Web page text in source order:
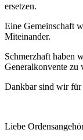
ersetzen.
Eine Gemeinschaft
Miteinander.
Schmerzhaft haben
Generalkonvente zu
Dankbar sind wir
Liebe